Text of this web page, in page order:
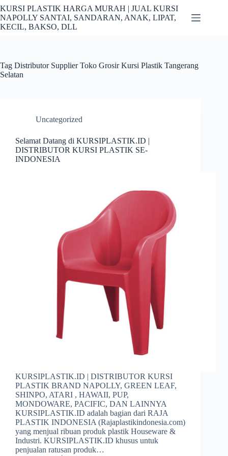
Skip
to
content
KURSI PLASTIK HARGA MURAH | JUAL KURSI
NAPOLLY SANTAI, SANDARAN, ANAK, LIPAT,
KECIL, BAKSO, DLL
Tag Distributor Supplier Toko Grosir Kursi Plastik Tangerang
Selatan
Uncategorized
Selamat Datang di KURSIPLASTIK.ID |
DISTRIBUTOR KURSI PLASTIK SE-
INDONESIA
KURSIPLASTIK.ID | DISTRIBUTOR KURSI
PLASTIK BRAND NAPOLLY, GREEN LEAF,
SHINPO, ATARI , HAWAII, PUP,
MONDOWARE, PACIFIC, DAN LAINNYA
KURSIPLASTIK.ID adalah bagian dari RAJA
PLASTIK INDONESIA (Rajaplastikindonesia.com)
yang menjual ribuan produk plastik Houseware &
Industri. KURSIPLASTIK.ID khusus untuk
penjualan ratusan produk…